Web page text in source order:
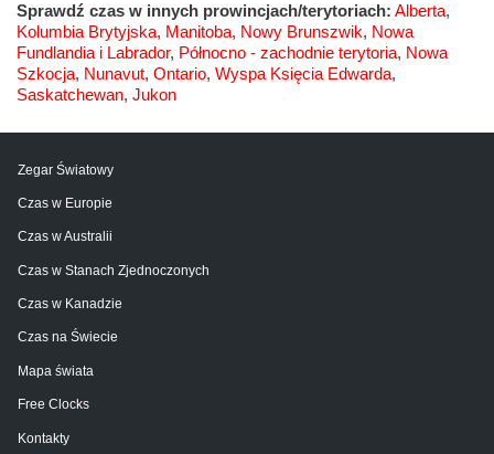
Sprawdź czas w innych prowincjach/terytoriach: Alberta,
Kolumbia Brytyjska, Manitoba, Nowy Brunszwik, Nowa
Fundlandia i Labrador, Północno - zachodnie terytoria, Nowa
Szkocja, Nunavut, Ontario, Wyspa Księcia Edwarda,
Saskatchewan, Jukon
Zegar Światowy
Czas w Europie
Czas w Australii
Czas w Stanach Zjednoczonych
Czas w Kanadzie
Czas na Świecie
Mapa świata
Free Clocks
Kontakty